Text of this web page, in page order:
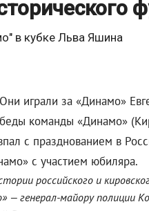
в кубке Льва Яшина
играли за «Динамо»
команды «Динамо»
с празднованием в
с участием юбиляра.
российского и
генерал-майору полиции